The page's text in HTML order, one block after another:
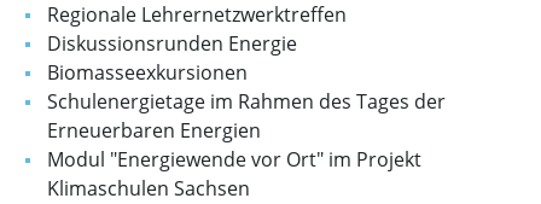
Regionale Lehrernetzwerktreffen
Diskussionsrunden Energie
Biomasseexkursionen
Schulenergietage im Rahmen des Tages der
Erneuerbaren Energien
Modul "Energiewende vor Ort" im Projekt
Klimaschulen Sachsen